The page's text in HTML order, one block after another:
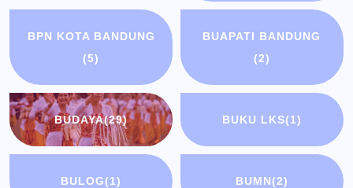
BPN KOTA BANDUNG
(5)
BUAPATI BANDUNG
(2)
BUDAYA(29) BUKU LKS(1)
BULOG(1) BUMN(2)